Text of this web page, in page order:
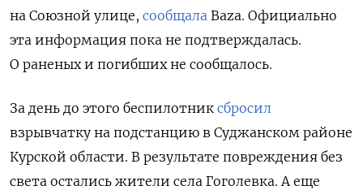
на Союзной улице, сообщала Baza. Официально
эта информация пока не подтверждалась.
О раненых и погибших не сообщалось.
За день до этого беспилотник сбросил
взрывчатку на подстанцию в Суджанском районе
Курской области. В результате повреждения без
света остались жители села Гоголевка. А еще